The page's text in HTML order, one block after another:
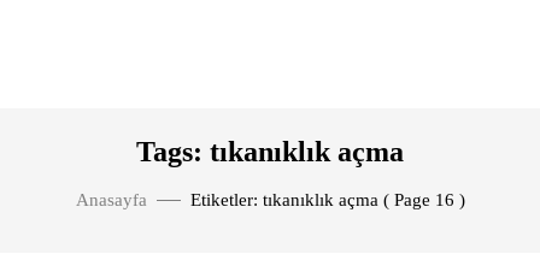
Tags: tıkanıklık açma
Anasayfa Etiketler: tıkanıklık açma ( Page 16 )